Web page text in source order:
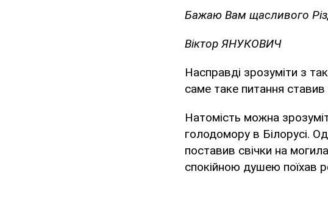
Бажаю Вам щасливого
Віктор ЯНУКОВИЧ
Насправді зрозуміти з
саме таке питання
Натомість можна
голодомору в Білорусі.
поставив свічки на
спокійною душею поїхав